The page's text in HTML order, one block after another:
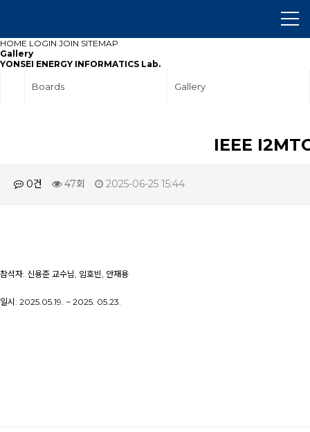
HOME LOGIN JOIN SITEMAP
Gallery
YONSEI ENERGY INFORMATICS Lab.
Boards Gallery
IEEE
0건 47회 2025-06-25 15:44
참석자: 신용준 교수님, 임호빈, 안재용
일시: 2025.05.19. ~ 2025. 05.23.